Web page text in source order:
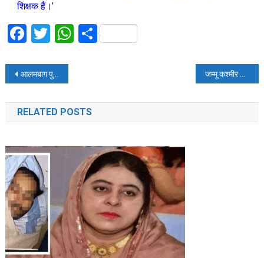
शिक्षक हैं।’
Facebook
Twitter
WhatsApp
Share
Post
navigation
आलमबाग पुलिस ने गांजा तस्करों को पकड़ा
RELATED POSTS